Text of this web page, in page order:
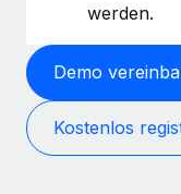
werden.
Demo
Kostenlos